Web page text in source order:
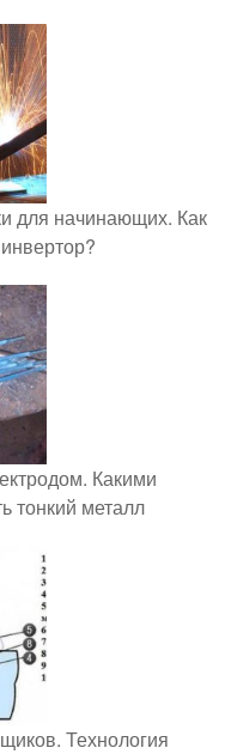
для начинающих. Как
Какими
тонкий металл
Технология